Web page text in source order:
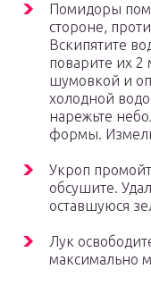
Помидоры
стороне,
Вскипятите
поварите их
шумовкой и
холодной
нарежьте
формы.
Укроп
обсушите.
оставшуюся
Лук
максимально